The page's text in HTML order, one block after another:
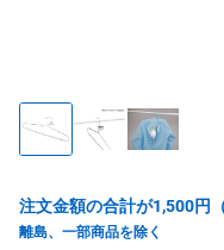
注文金額の合計が1,500円
離島、一部商品を除く